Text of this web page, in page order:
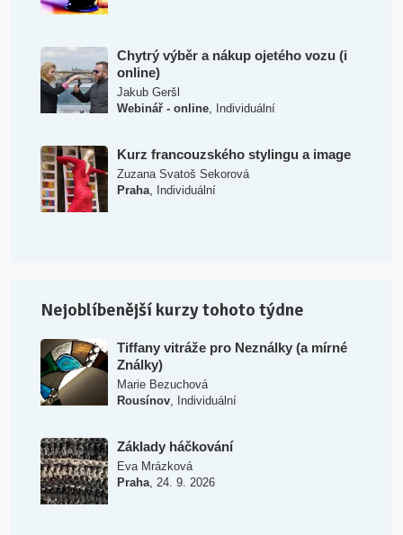
Chytrý výběr a nákup ojetého vozu (i
online)
Jakub Geršl
Webinář - online, Individuální
Kurz francouzského stylingu a image
Zuzana Svatoš Sekorová
Praha, Individuální
Nejoblíbenější kurzy tohoto týdne
Tiffany vitráže pro Neználky (a mírné
Ználky)
Marie Bezuchová
Rousínov, Individuální
Základy háčkování
Eva Mrázková
Praha, 24. 9. 2026